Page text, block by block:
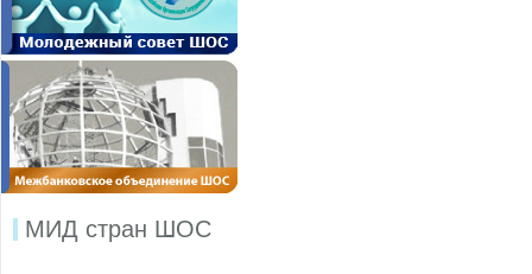
МИД стран ШОС